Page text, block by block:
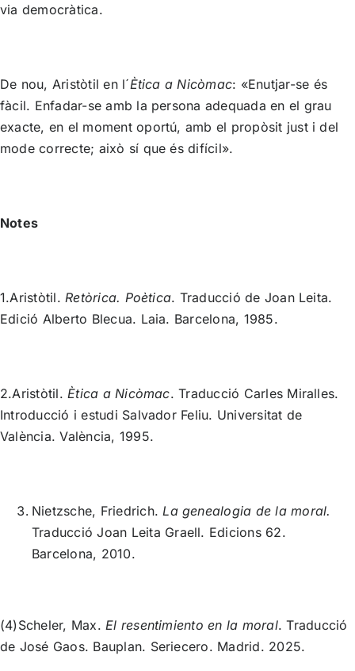
via democràtica.
De nou, Aristòtil en l´Ètica a Nicòmac: «Enutjar-se és
fàcil. Enfadar-se amb la persona adequada en el grau
exacte, en el moment oportú, amb el propòsit just i del
mode correcte; això sí que és difícil».
Notes
1.Aristòtil. Retòrica. Poètica. Traducció de Joan Leita.
Edició Alberto Blecua. Laia. Barcelona, 1985.
2.Aristòtil. Ètica a Nicòmac. Traducció Carles Miralles.
Introducció i estudi Salvador Feliu. Universitat de
València. València, 1995.
Nietzsche, Friedrich. La genealogia de la moral.
Traducció Joan Leita Graell. Edicions 62.
Barcelona, 2010.
(4)Scheler, Max. El resentimiento en la moral. Traducció
de José Gaos. Bauplan. Seriecero. Madrid. 2025.